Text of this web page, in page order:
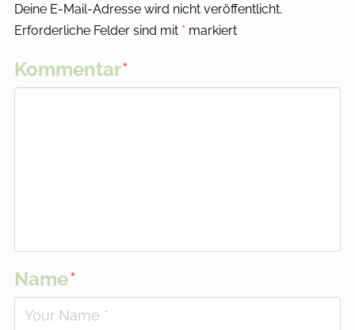
Deine E-Mail-Adresse wird nicht veröffentlicht.
Erforderliche Felder sind mit * markiert
Kommentar*
Name*